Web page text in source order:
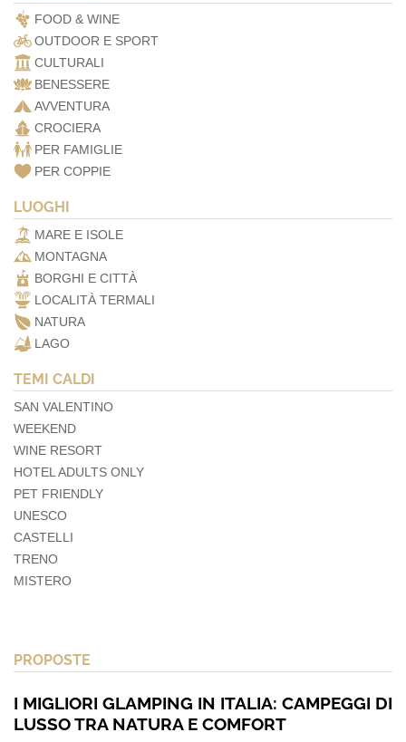
FOOD & WINE
OUTDOOR E SPORT
CULTURALI
BENESSERE
AVVENTURA
CROCIERA
PER FAMIGLIE
PER COPPIE
LUOGHI
MARE E ISOLE
MONTAGNA
BORGHI E CITTÀ
LOCALITÀ TERMALI
NATURA
LAGO
TEMI CALDI
SAN VALENTINO
WEEKEND
WINE RESORT
HOTEL ADULTS ONLY
PET FRIENDLY
UNESCO
CASTELLI
TRENO
MISTERO
PROPOSTE
I MIGLIORI GLAMPING IN ITALIA: CAMPEGGI DI
LUSSO TRA NATURA E COMFORT